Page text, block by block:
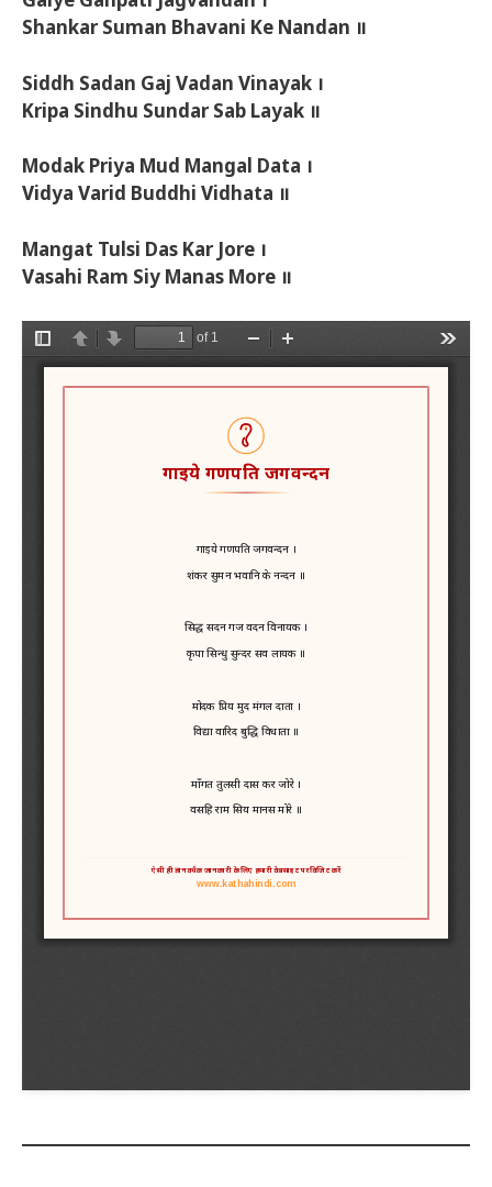
Shankar Suman Bhavani Ke Nandan ॥
Siddh Sadan Gaj Vadan Vinayak ।
Kripa Sindhu Sundar Sab Layak ॥
Modak Priya Mud Mangal Data ।
Vidya Varid Buddhi Vidhata ॥
Mangat Tulsi Das Kar Jore ।
Vasahi Ram Siy Manas More ॥